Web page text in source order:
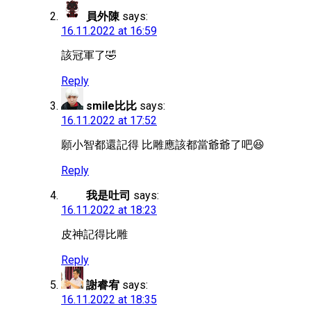
員外陳 says:
16.11.2022 at 16:59
該冠軍了🤣
Reply
smile比比 says:
16.11.2022 at 17:52
願小智都還記得 比雕應該都當爺爺了吧😆
Reply
我是吐司 says:
16.11.2022 at 18:23
皮神記得比雕
Reply
謝睿宥 says:
16.11.2022 at 18:35